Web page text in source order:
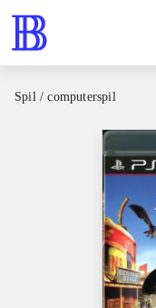
Spil / computerspil